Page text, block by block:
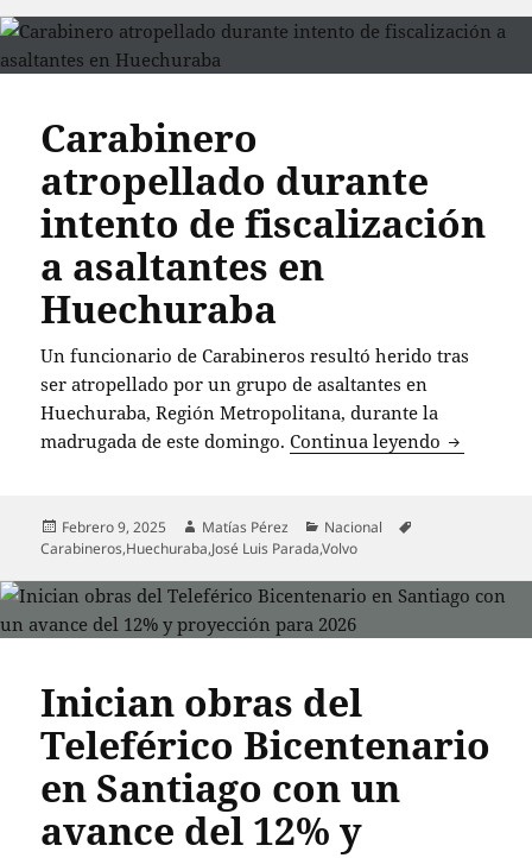
Carabinero
atropellado durante
intento de fiscalización
a asaltantes en
Huechuraba
Un funcionario de Carabineros resultó herido tras
ser atropellado por un grupo de asaltantes en
Huechuraba, Región Metropolitana, durante la
madrugada de este domingo.Continua leyendo
Publicado
el
Febrero 9, 2025 Autor
Matías Pérez Categorías
Nacional
Carabineros,Huechuraba,José Luis Parada,Volvo
Inician obras del
Teleférico Bicentenario
en Santiago con un
avance del 12% y